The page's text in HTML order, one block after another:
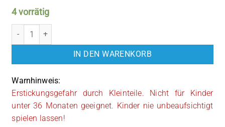
4 vorrätig
LEGO Star Wars: Quinlan Vos (SW0333) Menge
IN DEN WARENKORB
Warnhinweis:
Erstickungsgefahr durch Kleinteile. Nicht für Kinder
unter 36 Monaten geeignet. Kinder nie unbeaufsichtigt
spielen lassen!